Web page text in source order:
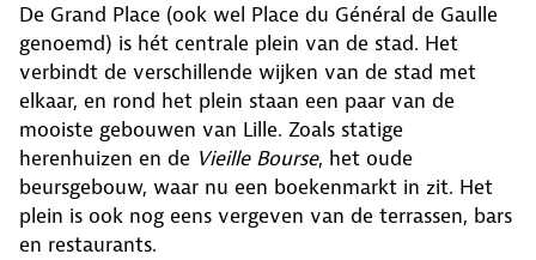
De Grand Place (ook wel Place du Général de Gaulle
genoemd) is hét centrale plein van de stad. Het
verbindt de verschillende wijken van de stad met
elkaar, en rond het plein staan een paar van de
mooiste gebouwen van Lille. Zoals statige
herenhuizen en de Vieille Bourse, het oude
beursgebouw, waar nu een boekenmarkt in zit. Het
plein is ook nog eens vergeven van de terrassen, bars
en restaurants.